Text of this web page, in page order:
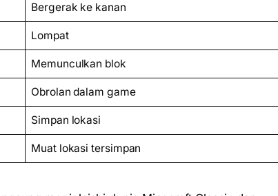
Bergerak ke kanan
Lompat
Memunculkan blok
Obrolan dalam game
Simpan lokasi
Muat lokasi tersimpan